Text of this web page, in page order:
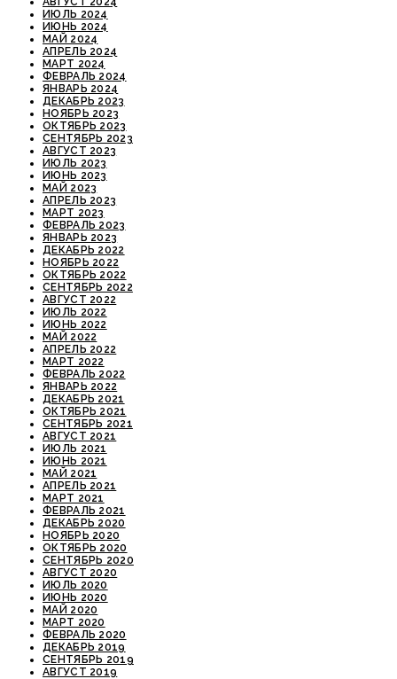
ИЮЛЬ 2024
ИЮНЬ 2024
МАЙ 2024
АПРЕЛЬ 2024
МАРТ 2024
ФЕВРАЛЬ 2024
ЯНВАРЬ 2024
ДЕКАБРЬ 2023
НОЯБРЬ 2023
ОКТЯБРЬ 2023
СЕНТЯБРЬ 2023
АВГУСТ 2023
ИЮЛЬ 2023
ИЮНЬ 2023
МАЙ 2023
АПРЕЛЬ 2023
МАРТ 2023
ФЕВРАЛЬ 2023
ЯНВАРЬ 2023
ДЕКАБРЬ 2022
НОЯБРЬ 2022
ОКТЯБРЬ 2022
СЕНТЯБРЬ 2022
АВГУСТ 2022
ИЮЛЬ 2022
ИЮНЬ 2022
МАЙ 2022
АПРЕЛЬ 2022
МАРТ 2022
ФЕВРАЛЬ 2022
ЯНВАРЬ 2022
ДЕКАБРЬ 2021
ОКТЯБРЬ 2021
СЕНТЯБРЬ 2021
АВГУСТ 2021
ИЮЛЬ 2021
ИЮНЬ 2021
МАЙ 2021
АПРЕЛЬ 2021
МАРТ 2021
ФЕВРАЛЬ 2021
ДЕКАБРЬ 2020
НОЯБРЬ 2020
ОКТЯБРЬ 2020
СЕНТЯБРЬ 2020
АВГУСТ 2020
ИЮЛЬ 2020
ИЮНЬ 2020
МАЙ 2020
МАРТ 2020
ФЕВРАЛЬ 2020
ДЕКАБРЬ 2019
СЕНТЯБРЬ 2019
АВГУСТ 2019